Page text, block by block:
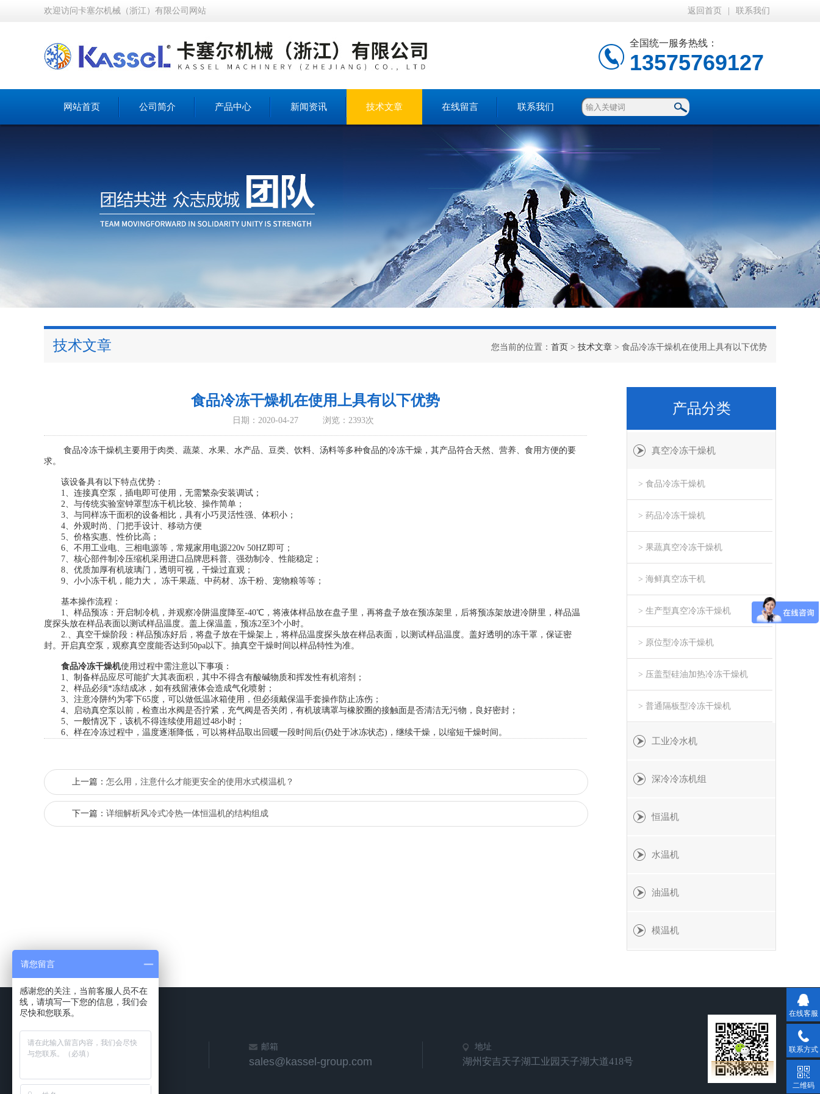
欢迎访问卡塞尔机械（浙江）有限公司网站 返回首页 联系我们
全国统一服务热线：
13575769127
网站首页 公司简介 产品中心 新闻资讯 技术文章 在线留言 联系我们
技术文章 您当前的位置： 首页 > 技术文章 > 食品冷冻干燥机在使用上具有以下优势
食品冷冻干燥机在使用上具有以下优势
日期：2020-04-27 浏览：2393次
食品冷冻干燥机主要用于肉类、蔬菜、水果、水产品、豆类、饮料、汤料等多种食品的冷冻干燥，其产品符合天然、营养、食用方便的要
求。
该设备具有以下特点优势：
1、连接真空泵，插电即可使用，无需繁杂安装调试；
2、与传统实验室钟罩型冻干机比较、操作简单；
3、与同样冻干面积的设备相比，具有小巧灵活性强、体积小；
4、外观时尚、门把手设计、移动方便
5、价格实惠、性价比高；
6、不用工业电、三相电源等，常规家用电源220v 50HZ即可；
7、核心部件制冷压缩机采用进口品牌思科普、强劲制冷、性能稳定；
8、优质加厚有机玻璃门，透明可视，干燥过直观；
9、小小冻干机，能力大， 冻干果蔬、中药材、冻干粉、宠物粮等等；
基本操作流程：
1、样品预冻：开启制冷机，并观察冷阱温度降至-40℃，将液体样品放在盘子里，再将盘子放在预冻架里，后将预冻架放进冷阱里，样品温
度探头放在样品表面以测试样品温度。盖上保温盖，预冻2至3个小时。
2.、真空干燥阶段：样品预冻好后，将盘子放在干燥架上，将样品温度探头放在样品表面，以测试样品温度。盖好透明的冻干罩，保证密
封。开启真空泵，观察真空度能否达到50pa以下。抽真空干燥时间以样品特性为准。
食品冷冻干燥机使用过程中需注意以下事项：
1、制备样品应尽可能扩大其表面积，其中不得含有酸碱物质和挥发性有机溶剂；
2、样品必须*冻结成冰，如有残留液体会造成气化喷射；
3、注意冷阱约为零下65度，可以做低温冰箱使用，但必须戴保温手套操作防止冻伤；
4、启动真空泵以前，检查出水阀是否拧紧，充气阀是否关闭，有机玻璃罩与橡胶圈的接触面是否清洁无污物，良好密封；
5、一般情况下，该机不得连续使用超过48小时；
6、样在冷冻过程中，温度逐渐降低，可以将样品取出回暖一段时间后(仍处于冰冻状态)，继续干燥，以缩短干燥时间。
上一篇： 怎么用，注意什么才能更安全的使用水式模温机？
下一篇： 详细解析风冷式冷热一体恒温机的结构组成
产品分类
真空冷冻干燥机
> 食品冷冻干燥机
> 药品冷冻干燥机
> 果蔬真空冷冻干燥机
> 海鲜真空冻干机
> 生产型真空冷冻干燥机
> 原位型冷冻干燥机
> 压盖型硅油加热冷冻干燥机
> 普通隔板型冷冻干燥机
工业冷水机
深冷冷冻机组
恒温机
水温机
油温机
模温机
邮箱
sales@kassel-group.com
地址
湖州安吉天子湖工业园天子湖大道418号
在线客服
联系方式
二维码
请您留言
感谢您的关注，当前客服人员不在
线，请填写一下您的信息，我们会
尽快和您联系。